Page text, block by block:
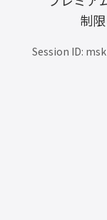
制
Session ID: